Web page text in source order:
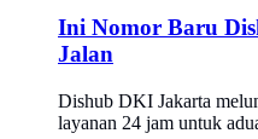
Ini Nomor Baru
Jalan
Dishub DKI Jakarta
layanan 24 jam untuk